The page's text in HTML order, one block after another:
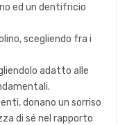
ed un dentifricio
scegliendo fra i
adatto alle
donano un sorriso
di sé nel rapporto